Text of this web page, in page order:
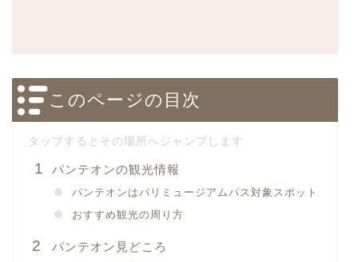
このページの目次
パンテオンの観光情報
パンテオンはパリミュージアムパス対象スポット
おすすめ観光の周り方
パンテオン見どころ